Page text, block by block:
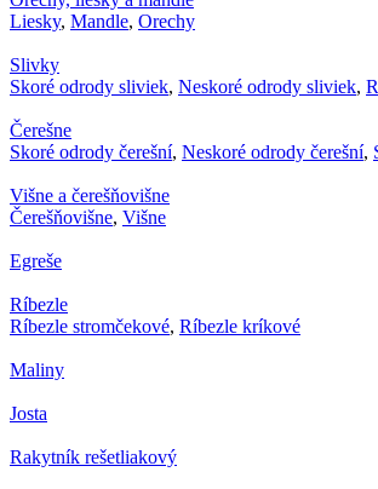
Liesky, Mandle, Orechy
Slivky
Skoré odrody sliviek, Neskoré odrody sliviek,
Čerešne
Skoré odrody čerešní, Neskoré odrody čerešní,
Višne a čerešňovišne
Čerešňovišne, Višne
Egreše
Ríbezle
Ríbezle stromčekové, Ríbezle kríkové
Maliny
Josta
Rakytník rešetliakový